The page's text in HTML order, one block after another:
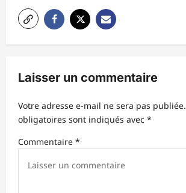
t
i
o
d
’
a
r
Laisser un commentaire
Votre adresse e-mail ne sera pas publiée.
obligatoires sont indiqués avec *
Commentaire *